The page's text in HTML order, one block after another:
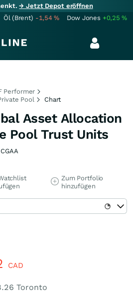
→ Jetzt Depot eröffnen
Öl (Brent) -1,54% Dow Jones +0,25%
Performer
Pool
Chart
Asset Allocation
Pool Trust Units
CGAA
Zum Portfolio
hinzufügen
CAD
Toronto